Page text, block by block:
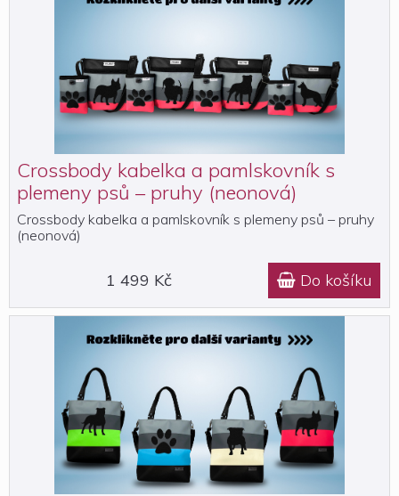
Crossbody kabelka a pamlskovník s
plemeny psů – pruhy (neonová)
Crossbody kabelka a pamlskovník s plemeny psů – pruhy
(neonová)
1 499 Kč  Do košíku